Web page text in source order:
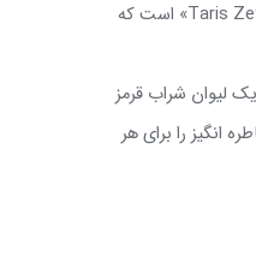
«Taris است که
لیوان شراب قرمز
انگیز را برای هر